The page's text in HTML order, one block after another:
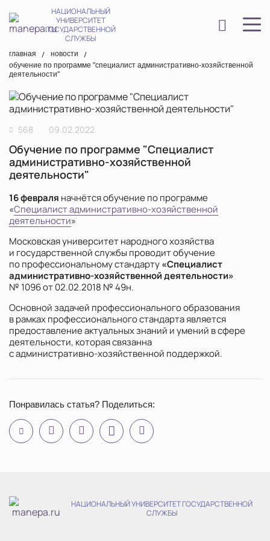
НАЦИОНАЛЬНЫЙ
УНИВЕРСИТЕТ
ГОСУДАРСТВЕННОЙ
СЛУЖБЫ
главная
новости
обучение по программе "специалист административно-хозяйственной
деятельности"
568 09.02.2022
Обучение по программе "Специалист
административно-хозяйственной
деятельности"
16 февраля начнётся обучение по программе
«Специалистадминистративно-хозяйственной
деятельности»
Московская университет народного хозяйства
и государственной службы проводит обучение
по профессиональному стандарту «Специалист
административно-хозяйственной деятельности»
№ 1096 от 02.02.2018 № 49н.
Основной задачей профессионального образования
в рамках профессионального стандарта является
предоставление актуальных знаний и умений в сфере
деятельности, которая связанна
садминистративно-хозяйственной поддержкой.
Понравилась статья? Поделиться:
НАЦИОНАЛЬНЫЙ УНИВЕРСИТЕТ ГОСУДАРСТВЕННОЙ
СЛУЖБЫ